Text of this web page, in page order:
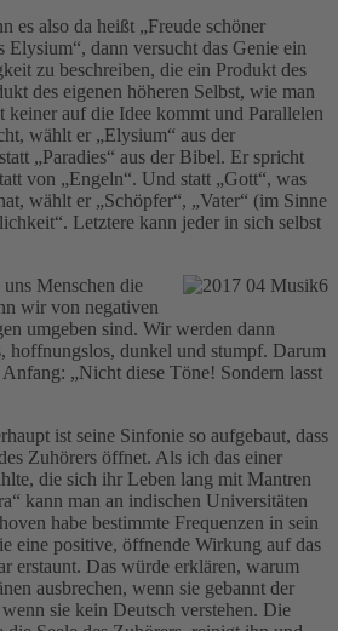
es also da heißt „Freude schöner
Elysium“, dann versucht das Genie ein
zu beschreiben, die ein Produkt des
des eigenen höheren Selbst, wie man
keiner auf die Idee kommt und Parallelen
wählt er „Elysium“ aus der
„Paradies“ aus der Bibel. Er spricht
von „Engeln“. Und statt „Gott“, was
wählt er „Schöpfer“, „Vater“ (im Sinne
Letztere kann jeder in sich selbst
uns Menschen die
wir von negativen
umgeben sind. Wir werden dann
hoffnungslos, dunkel und stumpf. Darum
„Nicht diese Töne! Sondern lasst
ist seine Sinfonie so aufgebaut, dass
Zuhörers öffnet. Als ich das einer
die sich ihr Leben lang mit Mantren
kann man an indischen Universitäten
habe bestimmte Frequenzen in sein
eine positive, öffnende Wirkung auf das
erstaunt. Das würde erklären, warum
ausbrechen, wenn sie gebannt der
sie kein Deutsch verstehen. Die